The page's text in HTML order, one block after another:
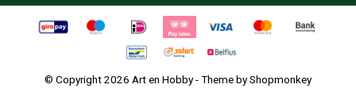
© Copyright 2026 Art en Hobby - Theme byShopmonkey